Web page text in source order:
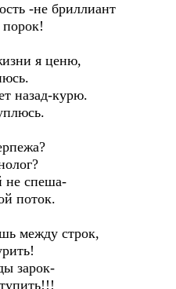
-не бриллиант
я ценю,
назад-курю.
не спеша-
поток.
между строк,
зарок-